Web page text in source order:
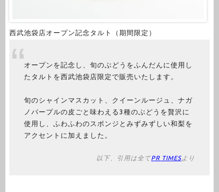
西武池袋店オープン記念タルト（期間限定）
オープンを記念し、旬のぶどうをふんだんに使用し
たタルトを西武池袋店限定で販売いたします。
旬のシャインマスカット、クイーンルージュ、ナガ
ノパープルの皮ごと味わえる3種のぶどうを贅沢に
使用し、ふわふわのスポンジとみずみずしい和梨を
アクセントに加えました。
以下、引用は全てPR TIMESより